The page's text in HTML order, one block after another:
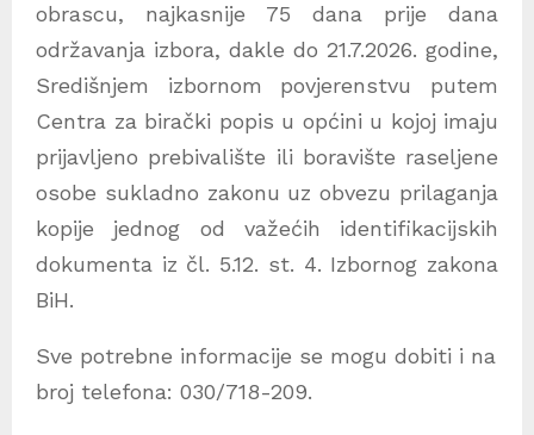
obrascu, najkasnije 75 dana prije dana
održavanja izbora, dakle do 21.7.2026. godine,
Središnjem izbornom povjerenstvu putem
Centra za birački popis u općini u kojoj imaju
prijavljeno prebivalište ili boravište raseljene
osobe sukladno zakonu uz obvezu prilaganja
kopije jednog od važećih identifikacijskih
dokumenta iz čl. 5.12. st. 4. Izbornog zakona
BiH.
Sve potrebne informacije se mogu dobiti i na
broj telefona: 030/718-209.